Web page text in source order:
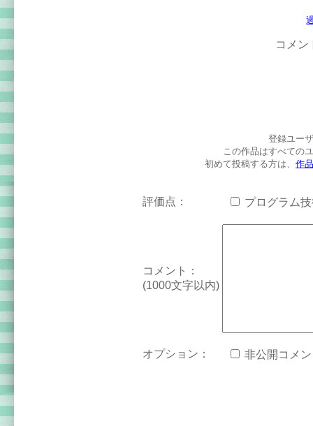
コメン
登録ユー
この作品はすべての
初めて投稿する方は、 作
評価点： プログラム
コメント：
(1000文字以内)
オプション： 非公開コメ